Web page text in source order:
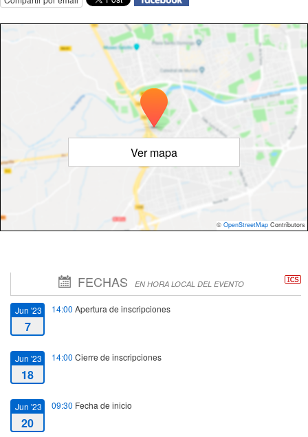
Ver mapa
© OpenStreetMap Contributors
FECHAS EN HORA LOCAL DEL EVENTO
Jun '23
7
14:00 Apertura de inscripciones
Jun '23
18
14:00 Cierre de inscripciones
Jun '23
20
09:30 Fecha de inicio